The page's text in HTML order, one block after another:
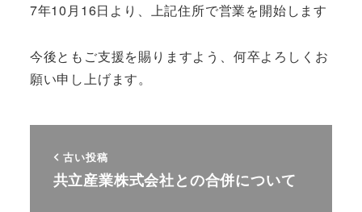
7年10月16日より、上記住所で営業を開始します
今後ともご支援を賜りますよう、何卒よろしくお
願い申し上げます。
古い投稿
共立産業株式会社との合併について